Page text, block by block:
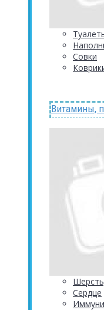
Совки
Витамины,
Сердце